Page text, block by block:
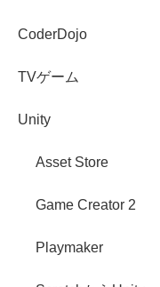
CoderDojo
TVゲーム
Unity
Asset Store
Game Creator 2
Playmaker